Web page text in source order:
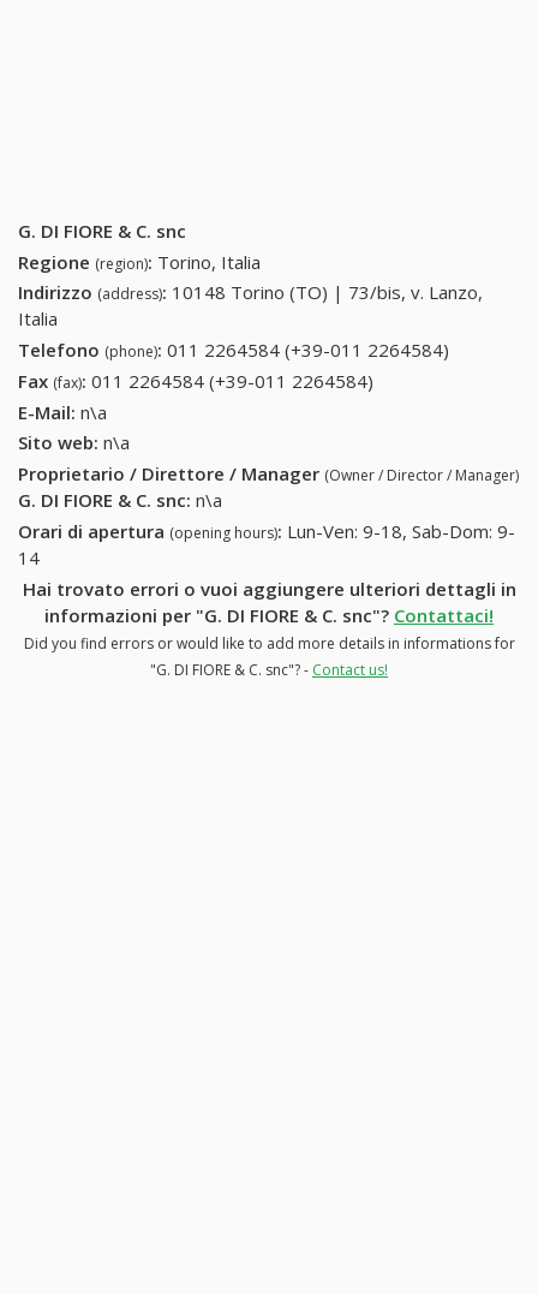
G. DI FIORE & C. snc
Regione (region): Torino, Italia
Indirizzo (address): 10148 Torino (TO) | 73/bis, v. Lanzo,
Italia
Telefono (phone): 011 2264584 (+39-011 2264584)
Fax (fax): 011 2264584 (+39-011 2264584)
E-Mail: n\a
Sito web: n\a
Proprietario / Direttore / Manager (Owner / Director / Manager)
G. DI FIORE & C. snc: n\a
Orari di apertura (opening hours): Lun-Ven: 9-18, Sab-Dom: 9-
14
Hai trovato errori o vuoi aggiungere ulteriori dettagli in
informazioni per "G. DI FIORE & C. snc"? Contattaci!
Did you find errors or would like to add more details in informations for
"G. DI FIORE & C. snc"? - Contact us!